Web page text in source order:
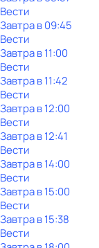
Вести
Завтра в 09:45
Вести
Завтра в 11:00
Вести
Завтра в 11:42
Вести
Завтра в 12:00
Вести
Завтра в 12:41
Вести
Завтра в 14:00
Вести
Завтра в 15:00
Вести
Завтра в 15:38
Вести